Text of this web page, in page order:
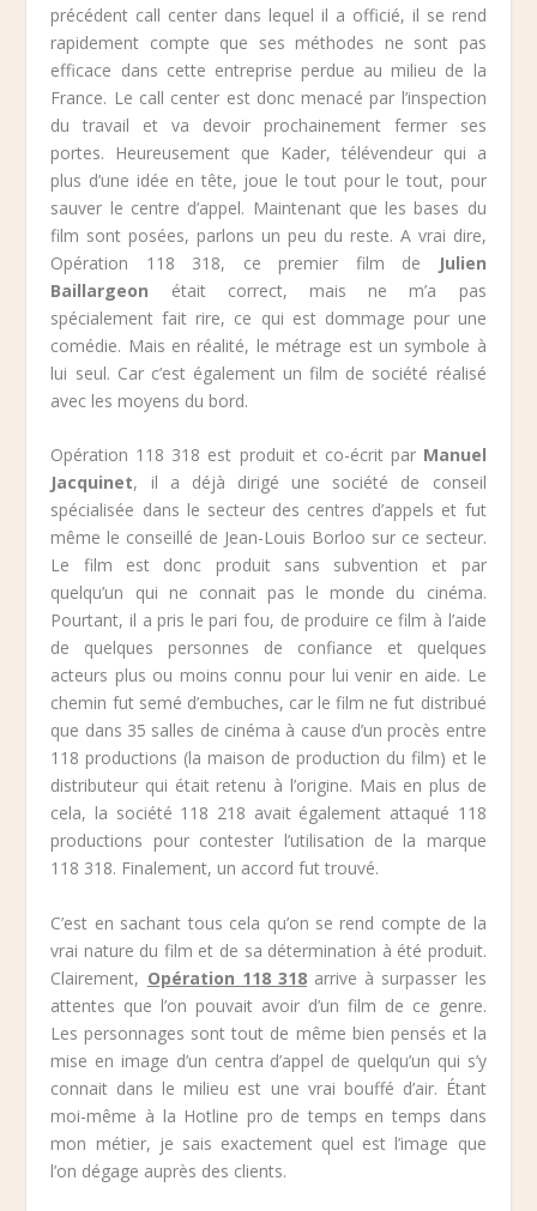
précédent call center dans lequel il a officié, il se rend
rapidement compte que ses méthodes ne sont pas
efficace dans cette entreprise perdue au milieu de la
France. Le call center est donc menacé par l’inspection
du travail et va devoir prochainement fermer ses
portes. Heureusement que Kader, télévendeur qui a
plus d’une idée en tête, joue le tout pour le tout, pour
sauver le centre d’appel. Maintenant que les bases du
film sont posées, parlons un peu du reste. A vrai dire,
Opération 118 318, ce premier film de
Julien
Baillargeon était correct, mais ne m’a pas
spécialement fait rire, ce qui est dommage pour une
comédie. Mais en réalité, le métrage est un symbole à
lui seul. Car c’est également un film de société réalisé
avec les moyens du bord.
Opération 118 318 est produit et co-écrit par Manuel
Jacquinet, il a déjà dirigé une société de conseil
spécialisée dans le secteur des centres d’appels et fut
même le conseillé de Jean-Louis Borloo sur ce secteur.
Le film est donc produit sans subvention et par
quelqu’un qui ne connait pas le monde du cinéma.
Pourtant, il a pris le pari fou, de produire ce film à l’aide
de quelques personnes de confiance et quelques
acteurs plus ou moins connu pour lui venir en aide. Le
chemin fut semé d’embuches, car le film ne fut distribué
que dans 35 salles de cinéma à cause d’un procès entre
118 productions (la maison de production du film) et le
distributeur qui était retenu à l’origine. Mais en plus de
cela, la société 118 218 avait également attaqué 118
productions pour contester l’utilisation de la marque
118 318. Finalement, un accord fut trouvé.
C’est en sachant tous cela qu’on se rend compte de la
vrai nature du film et de sa détermination à été produit.
Clairement, Opération 118 318arrive à surpasser les
attentes que l’on pouvait avoir d’un film de ce genre.
Les personnages sont tout de même bien pensés et la
mise en image d’un centra d’appel de quelqu’un qui s’y
connait dans le milieu est une vrai bouffé d’air. Étant
moi-même à la Hotline pro de temps en temps dans
mon métier, je sais exactement quel est l’image que
l’on dégage auprès des clients.